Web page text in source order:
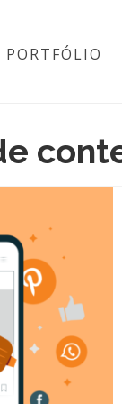
PORTFÓLIO